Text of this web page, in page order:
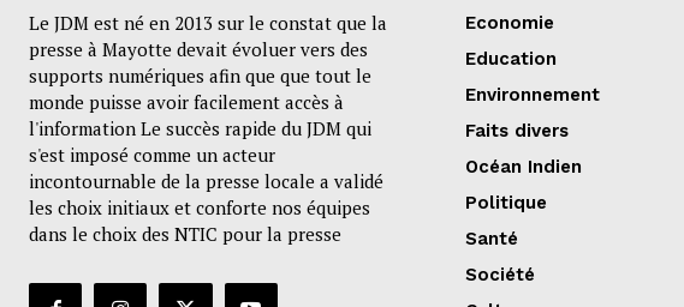
Le JDM est né en 2013 sur le constat que la
presse à Mayotte devait évoluer vers des
supports numériques afin que que tout le
monde puisse avoir facilement accès à
l'information Le succès rapide du JDM qui
s'est imposé comme un acteur
incontournable de la presse locale a validé
les choix initiaux et conforte nos équipes
dans le choix des NTIC pour la presse
Economie
Education
Environnement
Faits divers
Océan Indien
Politique
Santé
Société